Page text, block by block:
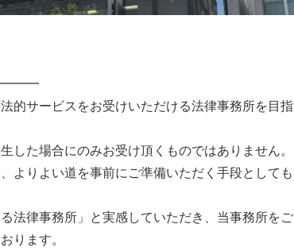
的サービスをお受けいただける法律事務所を目指
した場合にのみお受け頂くものではありません。
よりよい道を事前にご準備いただく手段としても
法律事務所」と実感していただき、当事務所をご
ります。